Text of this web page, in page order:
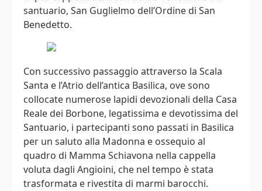
santuario, San Guglielmo dell’Ordine di San
Benedetto.
Con successivo passaggio attraverso la Scala
Santa e l’Atrio dell’antica Basilica, ove sono
collocate numerose lapidi devozionali della Casa
Reale dei Borbone, legatissima e devotissima del
Santuario, i partecipanti sono passati in Basilica
per un saluto alla Madonna e ossequio al
quadro di Mamma Schiavona nella cappella
voluta dagli Angioini, che nel tempo è stata
trasformata e rivestita di marmi barocchi.